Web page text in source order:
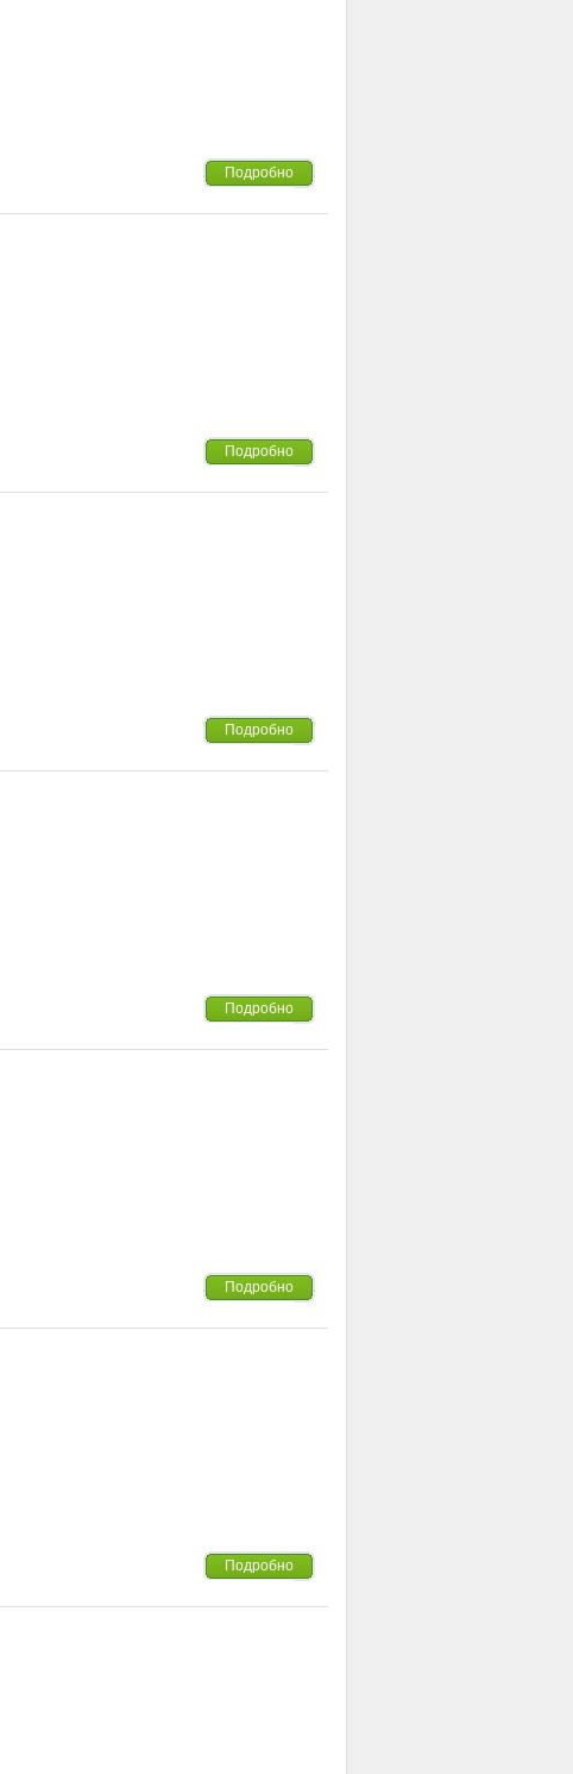
Подробно
Подробно
Подробно
Подробно
Подробно
Подробно